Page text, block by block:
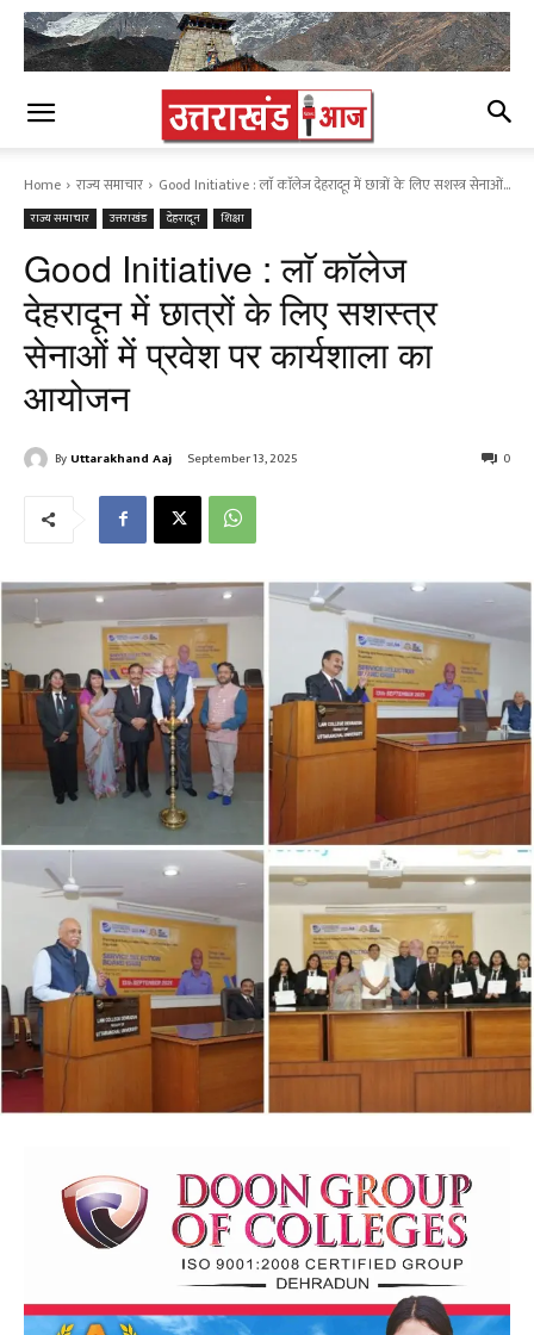
Home राज्य समाचार Good Initiative : लाॅ काॅलेज देहरादून में छात्रों के लिए सशस्त्र सेनाओं...
राज्य समाचार उत्तराखंड देहरादून शिक्षा
Good Initiative : लाॅ काॅलेज
देहरादून में छात्रों के लिए सशस्त्र
सेनाओं में प्रवेश पर कार्यशाला का
आयोजन
By Uttarakhand Aaj September 13, 2025 0